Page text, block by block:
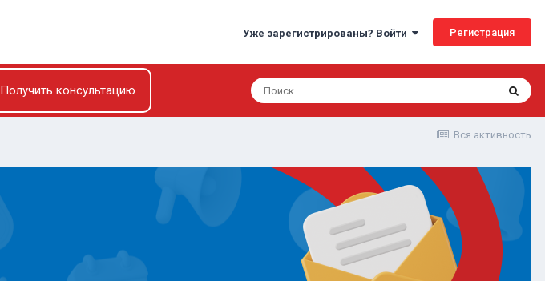
Уже зарегистрированы? Войти Регистрация
Получить консультацию
Вся активность